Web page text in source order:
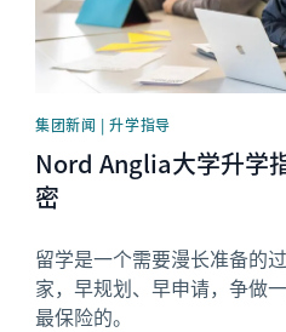
集团新闻 | 升学指导
Nord Anglia大学升学
密
留学是一个需要漫长准备的
家，早规划、早申请，争
最保险的。